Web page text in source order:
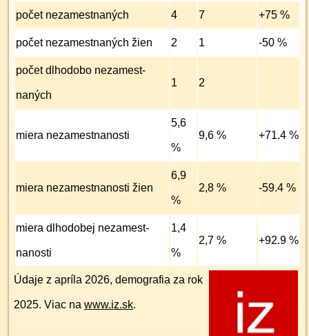
počet nezamest­naných 4 7 +75 %
počet nezamest­naných žien 2 1 -50 %
počet dlhodobo nezamest­
naných
1 2
miera nezamest­nanosti
5,6
%
9,6 % +71.4 %
miera nezamest­nanosti žien
6,9
%
2,8 % -59.4 %
miera dlhodobej nezamest­
nanosti
1,4
%
2,7 % +92.9 %
Údaje z apríla 2026, demografia za rok
2025. Viac na www.iz.sk.